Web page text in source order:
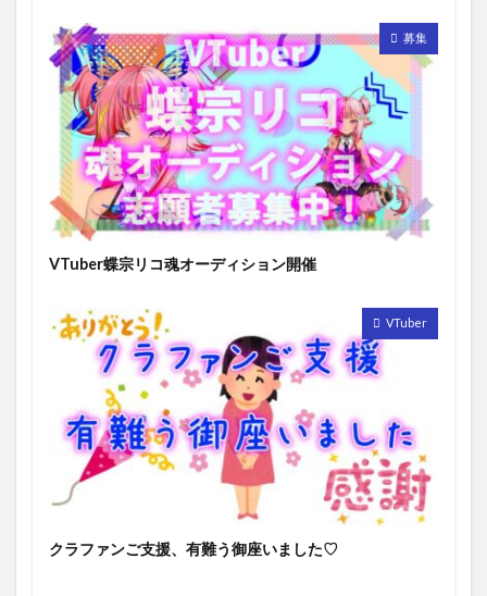
募集
VTuber蝶宗リコ魂オーディション開催
VTuber
クラファンご支援、有難う御座いました♡